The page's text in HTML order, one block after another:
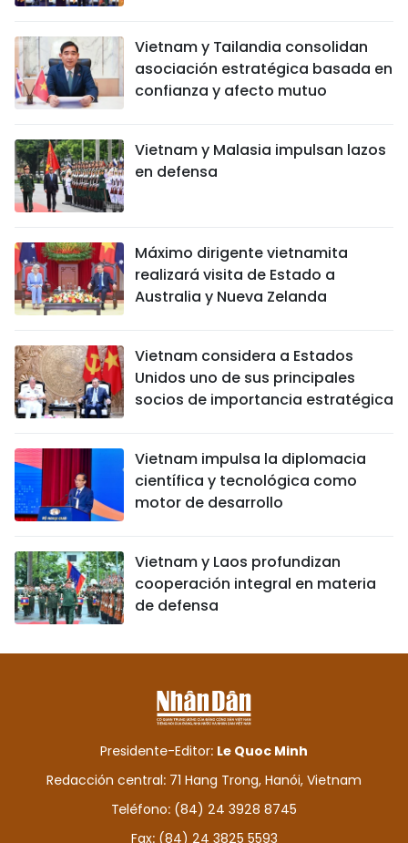
Vietnam y Tailandia consolidan
asociación estratégica basada en
confianza y afecto mutuo
Vietnam y Malasia impulsan lazos
en defensa
Máximo dirigente vietnamita
realizará visita de Estado a
Australia y Nueva Zelanda
Vietnam considera a Estados
Unidos uno de sus principales
socios de importancia estratégica
Vietnam impulsa la diplomacia
científica y tecnológica como
motor de desarrollo
Vietnam y Laos profundizan
cooperación integral en materia
de defensa
Presidente-Editor: Le Quoc Minh
Redacción central: 71 Hang Trong, Hanói, Vietnam
Teléfono: (84) 24 3928 8745
Fax: (84) 24 3825 5593